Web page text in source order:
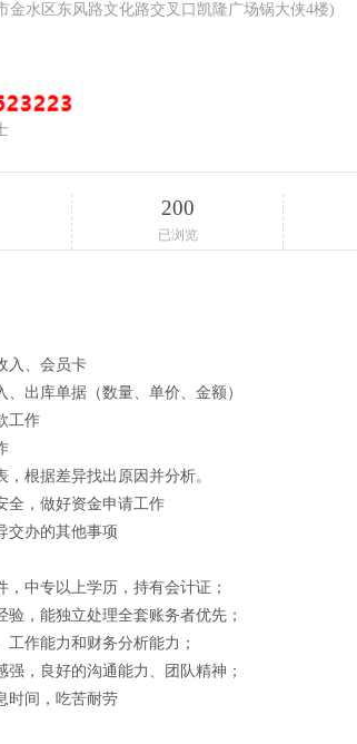
金水区东风路文化路交叉口凯隆广场锅大侠4楼)
200
已浏览
入、会员卡
、出库单据（数量、单价、金额）
工作
，根据差异找出原因并分析。
全，做好资金申请工作
交办的其他事项
，中专以上学历，持有会计证；
验，能独立处理全套账务者优先；
工作能力和财务分析能力；
强，良好的沟通能力、团队精神；
时间，吃苦耐劳